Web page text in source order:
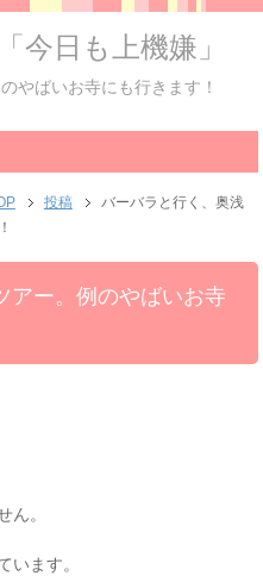
今日も上機嫌」
やばいお寺にも行きます！
投稿
バーバラと行く、奥浅
アー。例のやばいお寺
ん。
います。